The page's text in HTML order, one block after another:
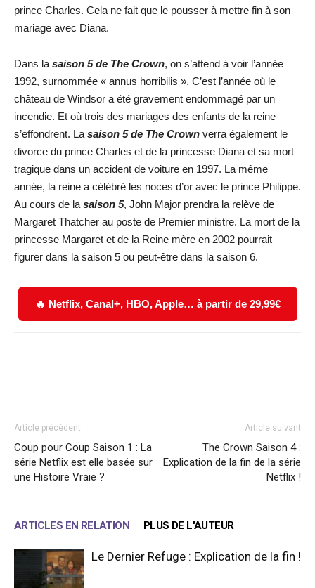
prince Charles. Cela ne fait que le pousser à mettre fin à son
mariage avec Diana.
Dans la saison 5 de The Crown, on s’attend à voir l’année
1992, surnommée « annus horribilis ». C’est l’année où le
château de Windsor a été gravement endommagé par un
incendie. Et où trois des mariages des enfants de la reine
s’effondrent. La saison 5 de The Crown verra également le
divorce du prince Charles et de la princesse Diana et sa mort
tragique dans un accident de voiture en 1997. La même
année, la reine a célébré les noces d’or avec le prince Philippe.
Au cours de la saison 5, John Major prendra la relève de
Margaret Thatcher au poste de Premier ministre. La mort de la
princesse Margaret et de la Reine mère en 2002 pourrait
figurer dans la saison 5 ou peut-être dans la saison 6.
🔥 Netflix, Canal+, HBO, Apple… à partir de 29,99€
Article précédent
Coup pour Coup Saison 1 : La
série Netflix est elle basée sur
une Histoire Vraie ?
Article suivant
The Crown Saison 4 :
Explication de la fin de la série
Netflix !
ARTICLES EN RELATION PLUS DE L'AUTEUR
Le Dernier Refuge : Explication de la fin !